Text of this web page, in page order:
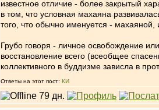
известное отличие - более закрытый
в том, что условная махаяна
того, что обычно именуется -
Грубо говоря - личное освобождение
восстановление всего (всеобщее
коллективного в буддизме зависла в
Ответы на этот пост: КИ